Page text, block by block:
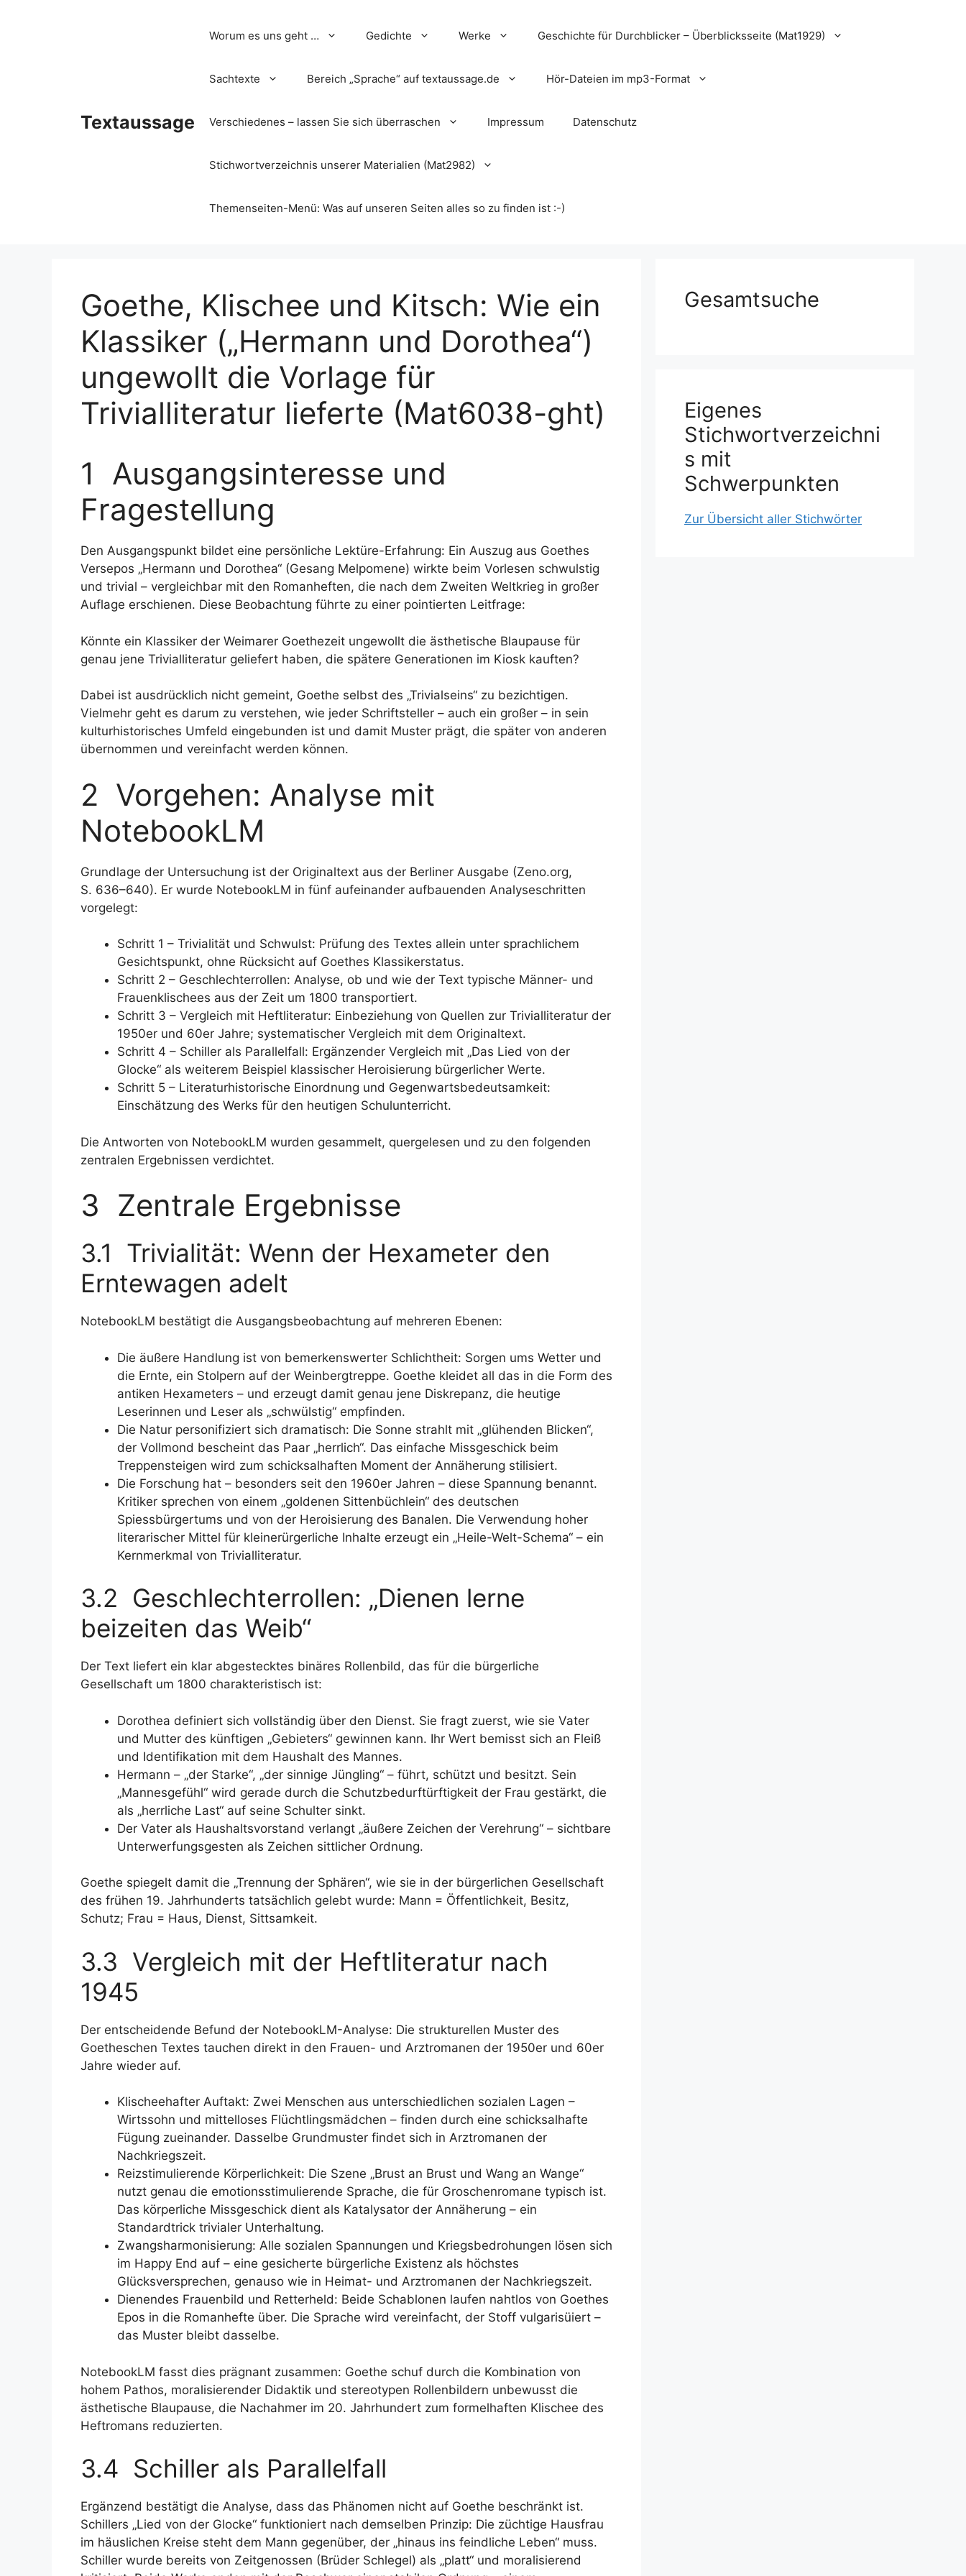
Textaussage
Worum es uns geht … Gedichte Werke Geschichte für Durchblicker – Überblicksseite (Mat1929)
Sachtexte Bereich „Sprache“ auf textaussage.de Hör-Dateien im mp3-Format
Verschiedenes – lassen Sie sich überraschen Impressum Datenschutz
Stichwortverzeichnis unserer Materialien (Mat2982)
Themenseiten-Menü: Was auf unseren Seiten alles so zu finden ist :-)
Goethe, Klischee und Kitsch: Wie ein
Klassiker („Hermann und Dorothea“)
ungewollt die Vorlage für
Trivialliteratur lieferte (Mat6038-ght)
1 Ausgangsinteresse und
Fragestellung
Den Ausgangspunkt bildet eine persönliche Lektüre-Erfahrung: Ein Auszug aus Goethes
Versepos „Hermann und Dorothea“ (Gesang Melpomene) wirkte beim Vorlesen schwulstig
und trivial – vergleichbar mit den Romanheften, die nach dem Zweiten Weltkrieg in großer
Auflage erschienen. Diese Beobachtung führte zu einer pointierten Leitfrage:
Könnte ein Klassiker der Weimarer Goethezeit ungewollt die ästhetische Blaupause für
genau jene Trivialliteratur geliefert haben, die spätere Generationen im Kiosk kauften?
Dabei ist ausdrücklich nicht gemeint, Goethe selbst des „Trivialseins“ zu bezichtigen.
Vielmehr geht es darum zu verstehen, wie jeder Schriftsteller – auch ein großer – in sein
kulturhistorisches Umfeld eingebunden ist und damit Muster prägt, die später von anderen
übernommen und vereinfacht werden können.
2 Vorgehen: Analyse mit
NotebookLM
Grundlage der Untersuchung ist der Originaltext aus der Berliner Ausgabe (Zeno.org,
S. 636–640). Er wurde NotebookLM in fünf aufeinander aufbauenden Analyseschritten
vorgelegt:
Schritt 1 – Trivialität und Schwulst: Prüfung des Textes allein unter sprachlichem
Gesichtspunkt, ohne Rücksicht auf Goethes Klassikerstatus.
Schritt 2 – Geschlechterrollen: Analyse, ob und wie der Text typische Männer- und
Frauenklischees aus der Zeit um 1800 transportiert.
Schritt 3 – Vergleich mit Heftliteratur: Einbeziehung von Quellen zur Trivialliteratur der
1950er und 60er Jahre; systematischer Vergleich mit dem Originaltext.
Schritt 4 – Schiller als Parallelfall: Ergänzender Vergleich mit „Das Lied von der
Glocke“ als weiterem Beispiel klassischer Heroisierung bürgerlicher Werte.
Schritt 5 – Literaturhistorische Einordnung und Gegenwartsbedeutsamkeit:
Einschätzung des Werks für den heutigen Schulunterricht.
Die Antworten von NotebookLM wurden gesammelt, quergelesen und zu den folgenden
zentralen Ergebnissen verdichtet.
3 Zentrale Ergebnisse
3.1 Trivialität: Wenn der Hexameter den
Erntewagen adelt
NotebookLM bestätigt die Ausgangsbeobachtung auf mehreren Ebenen:
Die äußere Handlung ist von bemerkenswerter Schlichtheit: Sorgen ums Wetter und
die Ernte, ein Stolpern auf der Weinbergtreppe. Goethe kleidet all das in die Form des
antiken Hexameters – und erzeugt damit genau jene Diskrepanz, die heutige
Leserinnen und Leser als „schwülstig“ empfinden.
Die Natur personifiziert sich dramatisch: Die Sonne strahlt mit „glühenden Blicken“,
der Vollmond bescheint das Paar „herrlich“. Das einfache Missgeschick beim
Treppensteigen wird zum schicksalhaften Moment der Annäherung stilisiert.
Die Forschung hat – besonders seit den 1960er Jahren – diese Spannung benannt.
Kritiker sprechen von einem „goldenen Sittenbüchlein“ des deutschen
Spiessbürgertums und von der Heroisierung des Banalen. Die Verwendung hoher
literarischer Mittel für kleinerürgerliche Inhalte erzeugt ein „Heile-Welt-Schema“ – ein
Kernmerkmal von Trivialliteratur.
3.2 Geschlechterrollen: „Dienen lerne
beizeiten das Weib“
Der Text liefert ein klar abgestecktes binäres Rollenbild, das für die bürgerliche
Gesellschaft um 1800 charakteristisch ist:
Dorothea definiert sich vollständig über den Dienst. Sie fragt zuerst, wie sie Vater
und Mutter des künftigen „Gebieters“ gewinnen kann. Ihr Wert bemisst sich an Fleiß
und Identifikation mit dem Haushalt des Mannes.
Hermann – „der Starke“, „der sinnige Jüngling“ – führt, schützt und besitzt. Sein
„Mannesgefühl“ wird gerade durch die Schutzbedurftürftigkeit der Frau gestärkt, die
als „herrliche Last“ auf seine Schulter sinkt.
Der Vater als Haushaltsvorstand verlangt „äußere Zeichen der Verehrung“ – sichtbare
Unterwerfungsgesten als Zeichen sittlicher Ordnung.
Goethe spiegelt damit die „Trennung der Sphären“, wie sie in der bürgerlichen Gesellschaft
des frühen 19. Jahrhunderts tatsächlich gelebt wurde: Mann = Öffentlichkeit, Besitz,
Schutz; Frau = Haus, Dienst, Sittsamkeit.
3.3 Vergleich mit der Heftliteratur nach
1945
Der entscheidende Befund der NotebookLM-Analyse: Die strukturellen Muster des
Goetheschen Textes tauchen direkt in den Frauen- und Arztromanen der 1950er und 60er
Jahre wieder auf.
Klischeehafter Auftakt: Zwei Menschen aus unterschiedlichen sozialen Lagen –
Wirtssohn und mittelloses Flüchtlingsmädchen – finden durch eine schicksalhafte
Fügung zueinander. Dasselbe Grundmuster findet sich in Arztromanen der
Nachkriegszeit.
Reizstimulierende Körperlichkeit: Die Szene „Brust an Brust und Wang an Wange“
nutzt genau die emotionsstimulierende Sprache, die für Groschenromane typisch ist.
Das körperliche Missgeschick dient als Katalysator der Annäherung – ein
Standardtrick trivialer Unterhaltung.
Zwangsharmonisierung: Alle sozialen Spannungen und Kriegsbedrohungen lösen sich
im Happy End auf – eine gesicherte bürgerliche Existenz als höchstes
Glücksversprechen, genauso wie in Heimat- und Arztromanen der Nachkriegszeit.
Dienendes Frauenbild und Retterheld: Beide Schablonen laufen nahtlos von Goethes
Epos in die Romanhefte über. Die Sprache wird vereinfacht, der Stoff vulgarisüiert –
das Muster bleibt dasselbe.
NotebookLM fasst dies prägnant zusammen: Goethe schuf durch die Kombination von
hohem Pathos, moralisierender Didaktik und stereotypen Rollenbildern unbewusst die
ästhetische Blaupause, die Nachahmer im 20. Jahrhundert zum formelhaften Klischee des
Heftromans reduzierten.
3.4 Schiller als Parallelfall
Ergänzend bestätigt die Analyse, dass das Phänomen nicht auf Goethe beschränkt ist.
Schillers „Lied von der Glocke“ funktioniert nach demselben Prinzip: Die züchtige Hausfrau
im häuslichen Kreise steht dem Mann gegenüber, der „hinaus ins feindliche Leben“ muss.
Schiller wurde bereits von Zeitgenossen (Brüder Schlegel) als „platt“ und moralisierend
Gesamtsuche
Eigenes
Stichwortverzeichni
s mit
Schwerpunkten
Zur Übersicht aller Stichwörter